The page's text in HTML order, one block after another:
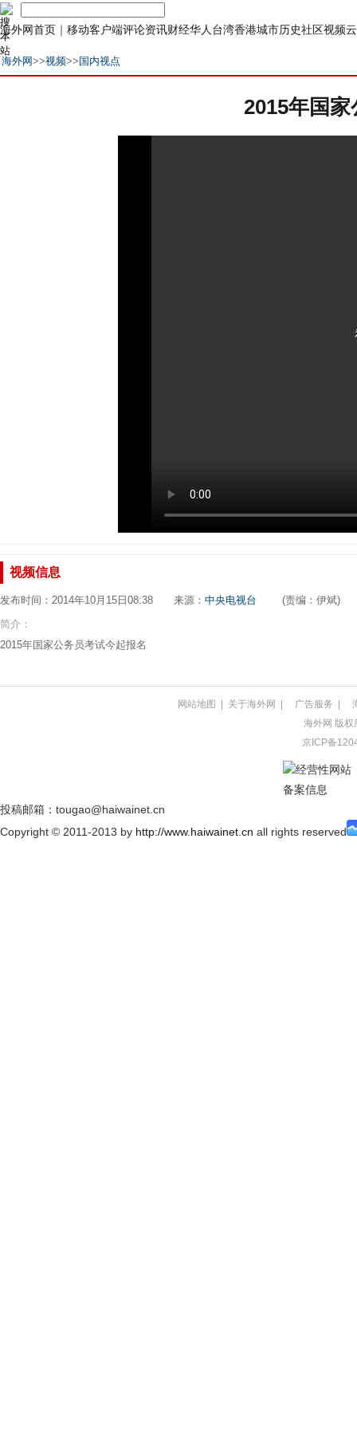
海外网首页 ｜ 移动客户端评论资讯财经华人 台湾香港城市历史社区视频
海外网>>视频>> 国内视点
2015年国
视频信息
发布时间：2014年10月15日08:38 来源： 中央电视台 (责编：伊斌)
简介：
2015年国家公务员考试今起报名
网站地图 | 关于海外网 | 广告服务 |
海外网 版权
京ICP备
经营性网站
备案信息
投稿邮箱：tougao@haiwainet.cn
Copyright © 2011-2013 by http://www.haiwainet.cn all rights reserved